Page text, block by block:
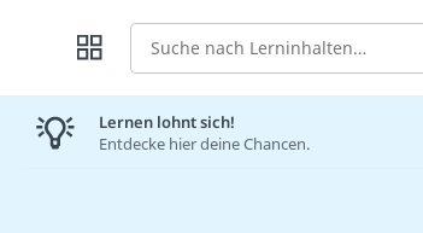
Suche
Lernen lohnt sich!
Entdecke hier deine Chancen.